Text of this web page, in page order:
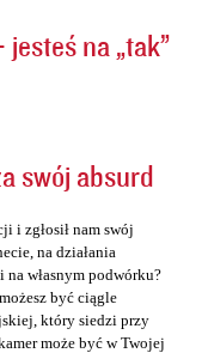
na „tak”
swój absurd
i zgłosił nam swój
na działania
własnym podwórku?
być ciągle
który siedzi przy
może być w Twojej